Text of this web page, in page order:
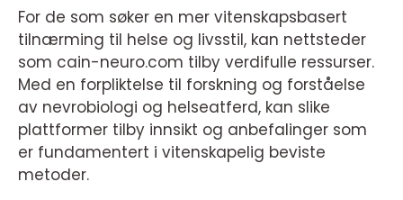
For de som søker en mer vitenskapsbasert
tilnærming til helse og livsstil, kan nettsteder
som cain-neuro.com tilby verdifulle ressurser.
Med en forpliktelse til forskning og forståelse
av nevrobiologi og helseatferd, kan slike
plattformer tilby innsikt og anbefalinger som
er fundamentert i vitenskapelig beviste
metoder.